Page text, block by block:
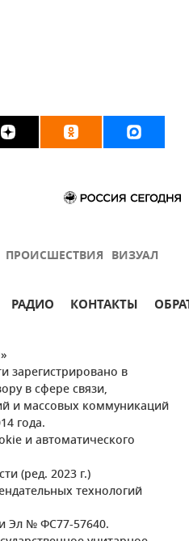
ПРОИСШЕСТВИЯ ВИЗУАЛ
РАДИО КОНТАКТЫ
зарегистрировано в
в сфере связи,
и массовых коммуникаций
года.
и автоматического
(ред. 2023 г.)
технологий
Эл № ФС77-57640.